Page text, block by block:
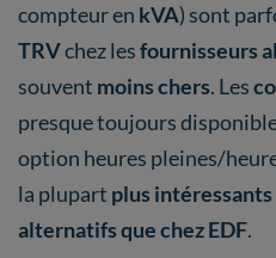
compteur en kVA) sont
TRVchez lesfournisseurs
souvent moins chers. Les
presque toujours
option heures pleines/
la plupart plus
alternatifs que chez EDF.